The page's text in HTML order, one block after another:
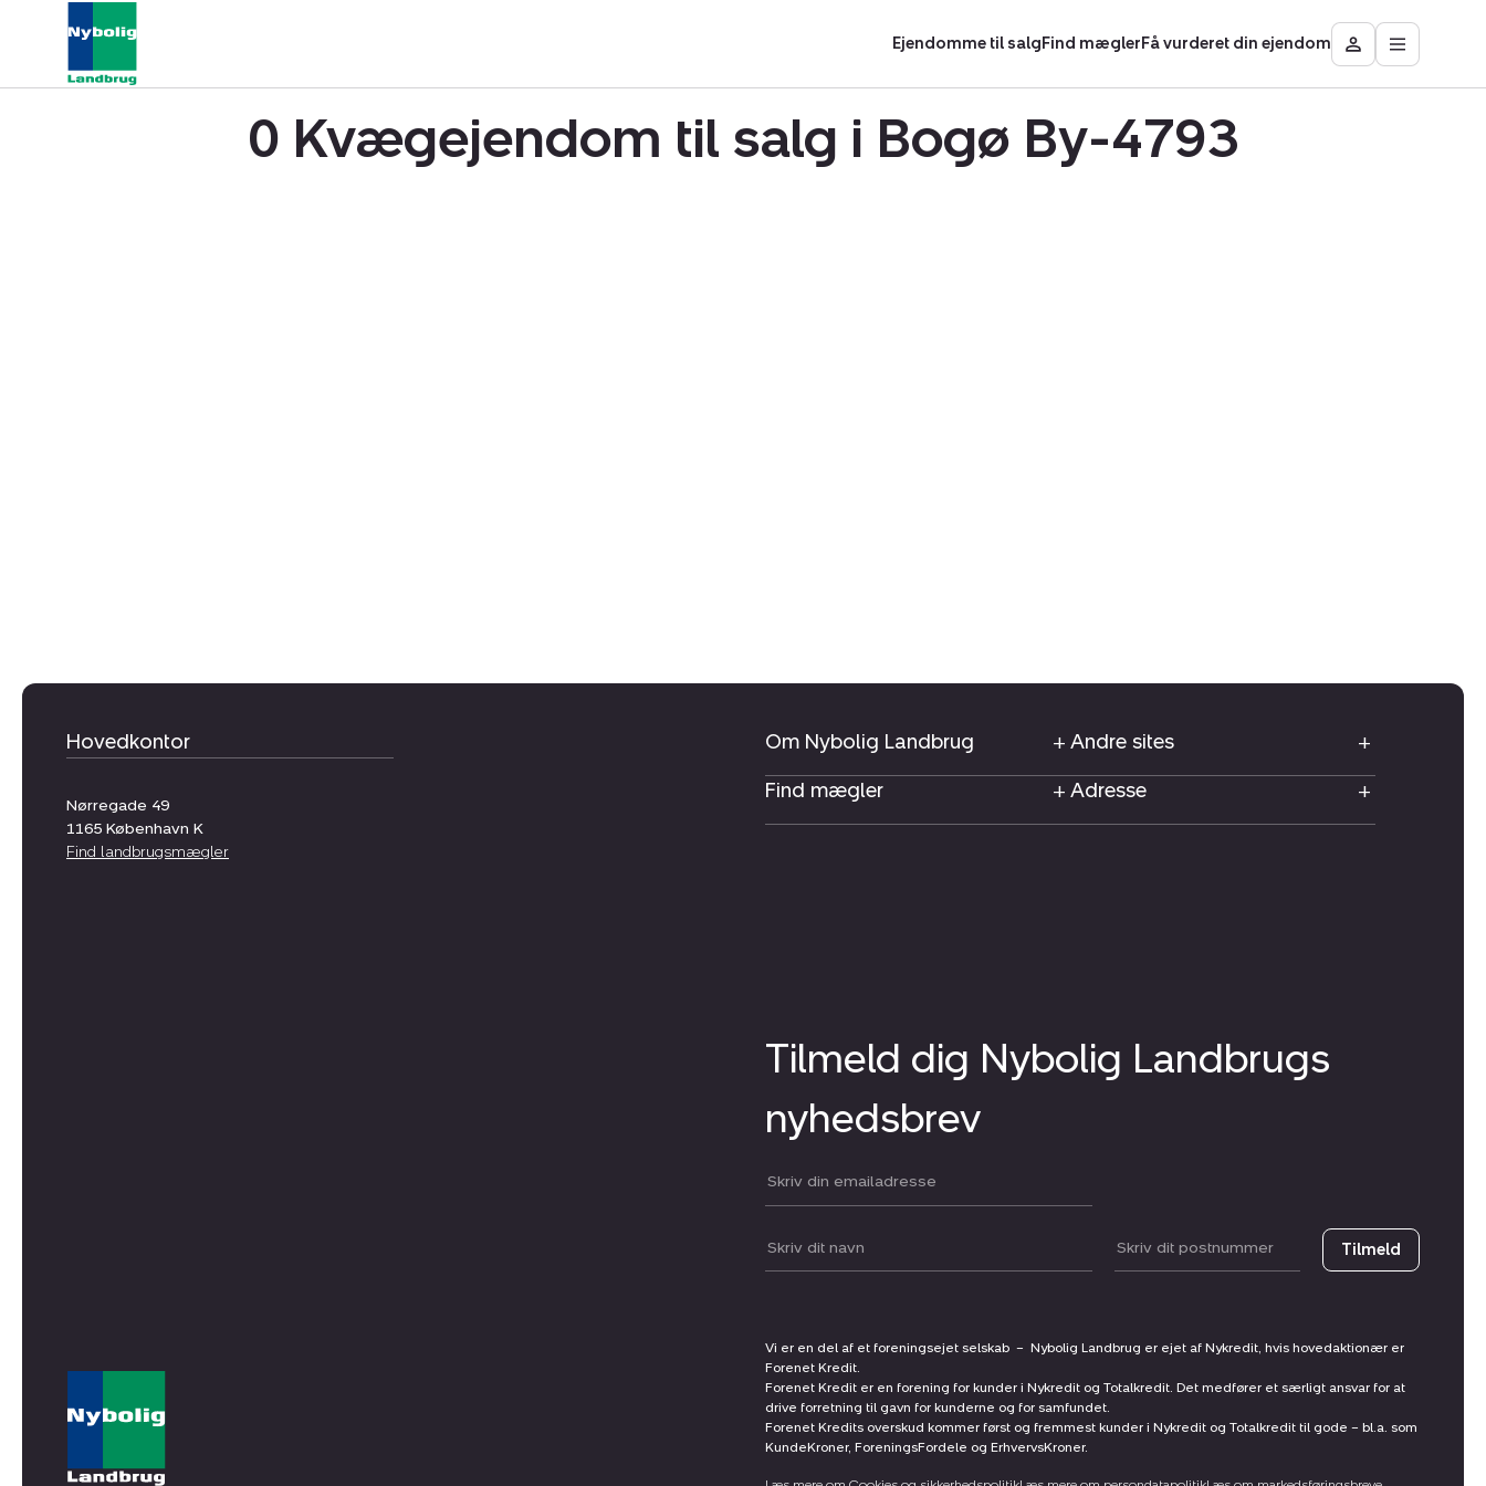
Ejendomme til salgFind mæglerFå vurderet din ejendom
Besøg
Mit
Åbn
0 Kvægejendom til salg i Bogø By-4793
Hovedkontor
Nørregade 49
1165 København K
Find landbrugsmægler
Om Nybolig Landbrug
Andre sites
Find mægler
Adresse
Tilmeld dig Nybolig Landbrugs
nyhedsbrev
Din email:
Dit navn: Postnummer Tilmeld
Vi er en del af et foreningsejet selskab – Nybolig Landbrug er ejet af Nykredit, hvis hovedaktionær er
Forenet Kredit.
Forenet Kredit er en forening for kunder i Nykredit og Totalkredit. Det medfører et særligt ansvar for at
drive forretning til gavn for kunderne og for samfundet.
Forenet Kredits overskud kommer først og fremmest kunder i Nykredit og Totalkredit til gode – bl.a. som
KundeKroner, ForeningsFordele og ErhvervsKroner.